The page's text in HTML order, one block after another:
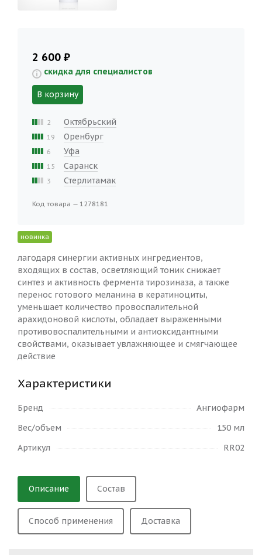
новинка
лагодаря синергии активных ингредиентов,
входящих в состав, осветляющий тоник снижает
синтез и активность фермента тирозиназа, а также
перенос готового меланина в кератиноциты,
уменьшает количество провоспалительной
арахидоновой кислоты, обладает выраженными
противовоспалительными и антиоксидантными
свойствами, оказывает увлажняющее и смягчающее
действие
Характеристики
Бренд
Ангиофарм
Вес/объем
150 мл
Артикул
RR02
2 600 ₽
скидка для специалистов
В корзину
2 Октябрьский
19 Оренбург
6 Уфа
15 Саранск
3 Стерлитамак
Код товара — 1278181
Описание Состав
Способ применения Доставка